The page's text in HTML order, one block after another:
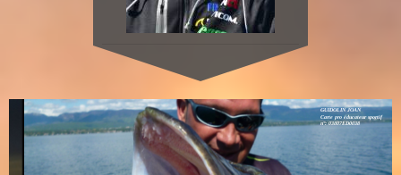
GUIDOLIN JOAN
Carte pro éducateur sportif
n°: 03807ED0038